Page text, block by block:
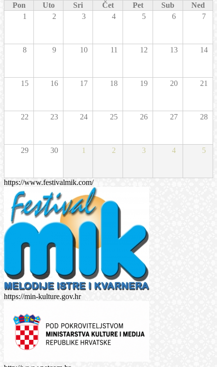
Pon Uto Sri Čet Pet Sub
Ned
1
2 3 4 5 6 7
8 9 10 11 12 13 14
15 16 17 18 19 20 21
22 23 24 25 26 27 28
29 30 1 2 3 4 5
https://www.festivalmik.com/
https://min-kulture.gov.hr